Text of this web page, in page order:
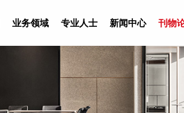
业务领域 专业人士 新闻中心 刊物